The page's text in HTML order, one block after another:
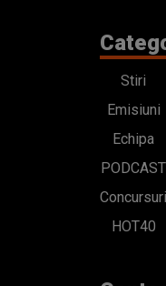
Stiri
Emisiuni
Echipa
PODCAST
Concursuri
HOT40